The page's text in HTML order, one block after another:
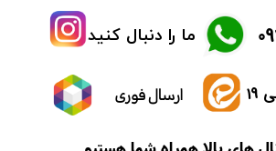
ما را دنبال کنید
ارسال فوری